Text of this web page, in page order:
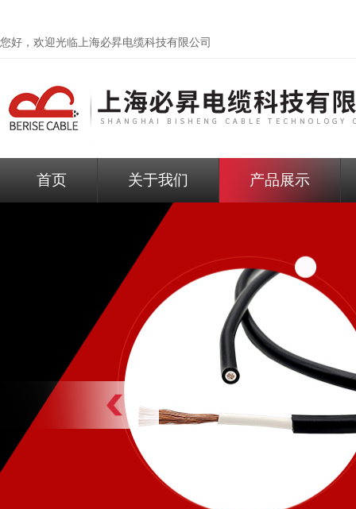
您好，欢迎光临上海必昇电缆科技有限公司
首页 关于我们 产品展示